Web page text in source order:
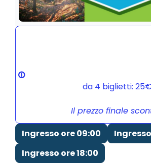
da 4 biglietti:
Il prezzo finale
Ingresso ore 09:00
Ingresso ore 18:00